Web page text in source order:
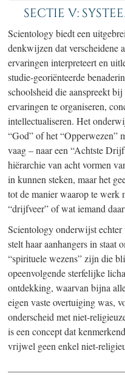
SECTIE V:
Scientology biedt een
denkwijzen dat verscheidene
ervaringen interpreteert en
studie-georiënteerde
schoolsheid die aanspreekt
ervaringen te organiseren,
intellectualiseren. Het
“God” of het “Opperwezen”
vaag – naareen “Achtste
hiërarchie van acht vormen
in kunnen steken, maar het
tot de manier waarop te werk
“drijfveer” of wat iemand
Scientology onderwijst
stelt haar aanhangers in staat
“spirituele wezens” zijn die
opeenvolgende sterfelijke
ontdekking, waarvan bijna
eigen vaste overtuiging was,
onderscheid metniet-
is een concept dat
vrijwel geen enkel niet-